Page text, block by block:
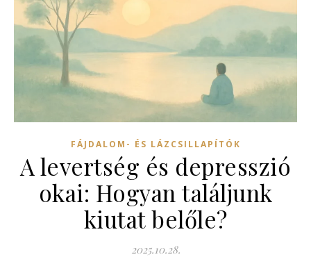
FÁJDALOM- ÉS LÁZCSILLAPÍTÓK
A levertség és depresszió
okai: Hogyan találjunk
kiutat belőle?
2025.10.28.